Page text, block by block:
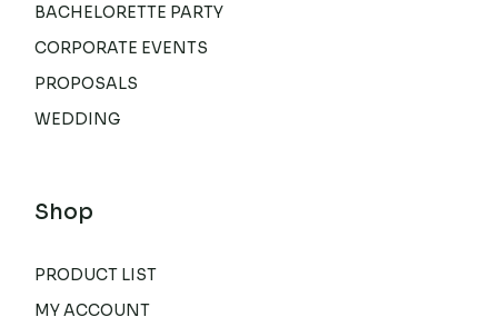
BACHELORETTE PARTY
CORPORATE EVENTS
PROPOSALS
WEDDING
Shop
PRODUCT LIST
MY ACCOUNT